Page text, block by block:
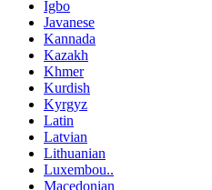
Igbo
Javanese
Kannada
Kazakh
Khmer
Kurdish
Kyrgyz
Latin
Latvian
Lithuanian
Luxembou..
Macedonian